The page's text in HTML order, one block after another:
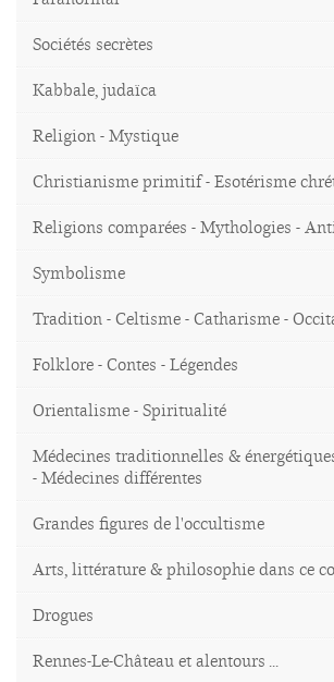
Sociétés secrètes
Kabbale, judaïca
Religion - Mystique
Christianisme primitif - Esotérisme
Religions comparées - Mythologies -
Symbolisme
Tradition - Celtisme - Catharisme -
Folklore - Contes - Légendes
Orientalisme - Spiritualité
Médecines traditionnelles &
- Médecines différentes
Grandes figures de l'occultisme
Arts, littérature & philosophie dans ce
Drogues
Rennes-Le-Château et alentours ...